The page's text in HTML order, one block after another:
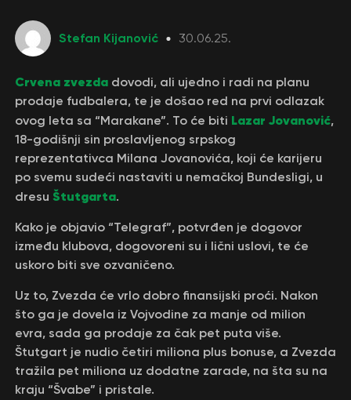
Stefan Kijanović 30.06.25.
Crvena zvezdadovodi, ali ujedno i radi na planu
prodaje fudbalera, te je došao red na prvi odlazak
ovog leta sa “Marakane”. To će biti Lazar Jovanović,
18-godišnji sin proslavljenog srpskog
reprezentativca Milana Jovanovića, koji će karijeru
po svemu sudeći nastaviti u nemačkoj Bundesligi, u
dresu Štutgarta.
Kako je objavio “Telegraf”, potvrđen je dogovor
između klubova, dogovoreni su i lični uslovi, te će
uskoro biti sve ozvaničeno.
Uz to, Zvezda će vrlo dobro finansijski proći. Nakon
što ga je dovela iz Vojvodine za manje od milion
evra, sada ga prodaje za čak pet puta više.
Štutgart je nudio četiri miliona plus bonuse, a Zvezda
tražila pet miliona uz dodatne zarade, na šta su na
kraju “Švabe” i pristale.